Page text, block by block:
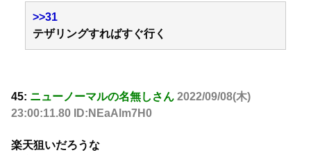
>>31
テザリングすればすぐ行く
45: ニューノーマルの名無しさん 2022/09/08(木)
23:00:11.80 ID:NEaAlm7H0
楽天狙いだろうな